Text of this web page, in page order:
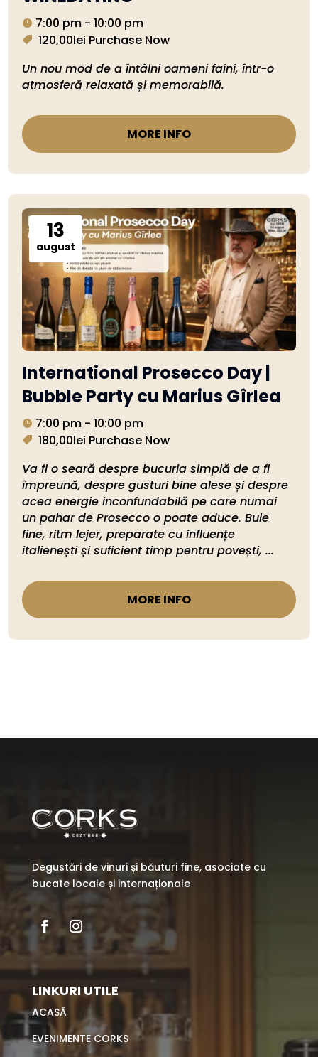
7:00 pm - 10:00 pm
120,00lei Purchase Now
Un nou mod de a întâlni oameni faini, într-o
MORE INFO
13
august
International Prosecco Day |
Bubble Party cu Marius Gîrlea
7:00 pm - 10:00 pm
180,00lei Purchase Now
Va fi o seară despre bucuria simplă de a fi
împreună, despre gusturi bine alese și despre
acea energie inconfundabilă pe care numai
un pahar de Prosecco o poate aduce. Bule
fine, ritm lejer, preparate cu influențe
italienești și suficient timp pentru povești, ...
MORE INFO
Degustări de vinuri și băuturi fine, asociate cu
bucate locale și internaționale
LINKURI UTILE
ACASĂ
EVENIMENTE CORKS